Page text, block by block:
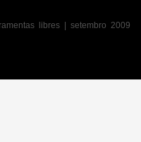
libres | setembro 2009